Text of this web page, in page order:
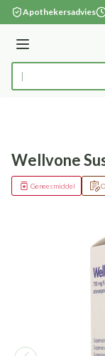
Ga naar de inhoud
Apothekersadvies
Menu
Product, merk,
Wellvone
Geneesmiddel